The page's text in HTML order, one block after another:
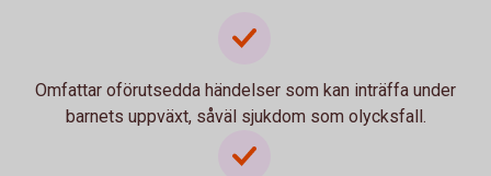
Omfattar oförutsedda händelser som kan inträffa under
barnets uppväxt, såväl sjukdom som olycksfall.